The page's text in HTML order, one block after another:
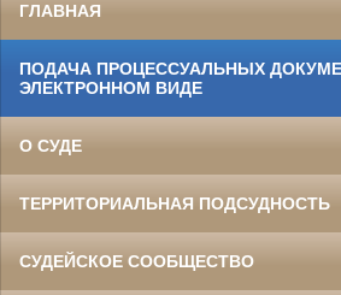
ГЛАВНАЯ
ПОДАЧА ПРОЦЕССУАЛЬНЫХ
ЭЛЕКТРОННОМ ВИДЕ
О СУДЕ
ТЕРРИТОРИАЛЬНАЯ ПОДСУДНОСТЬ
СУДЕЙСКОЕ СООБЩЕСТВО